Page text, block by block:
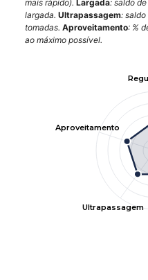
mais rápido). Largada: saldo
largada. Ultrapassagem:
tomadas. Aproveitamento: %
ao máximo possível.
Ultrapassagem
Aproveitamento